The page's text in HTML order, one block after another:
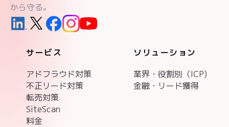
から守る。
サービス
アドフラウド対策
不正リード対策
転売対策
SiteScan
料金
ソリューション
業界・役割別（ICP)
金融・リード獲得